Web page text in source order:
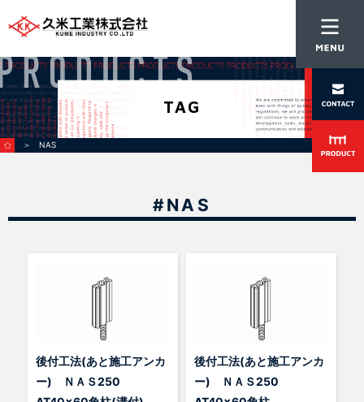
TAG
＞ NAS
#NAS
後付工法(あと施工アンカ
ー) ＮＡＳ250
後付工法(あと施工アンカ
ー) ＮＡＳ250